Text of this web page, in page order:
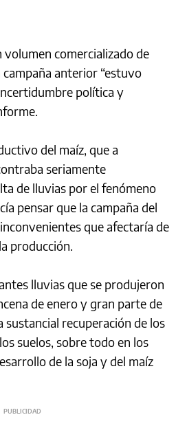
volumen comercializado de
anterior “estuvo
política y
del maíz, que a
seriamente
de lluvias por el fenómeno
pensar que la campaña del
que afectaría de
producción.
lluvias que se produjeron
de enero y gran parte de
recuperación de los
suelos, sobre todo en los
de la soja y del maíz